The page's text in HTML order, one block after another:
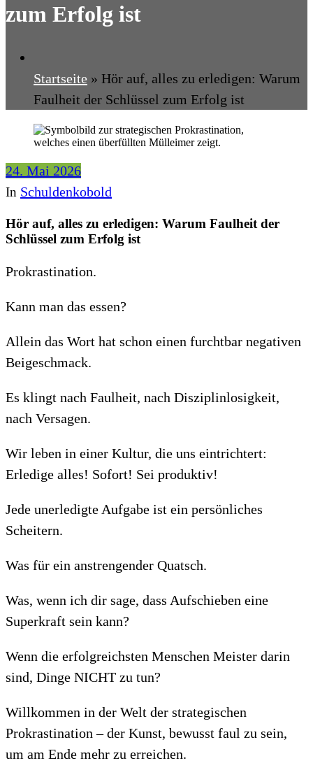
zum Erfolg ist
Startseite » Hör auf, alles zu erledigen: Warum
Faulheit der Schlüssel zum Erfolg ist
24. Mai 2026
In Schuldenkobold
Hör auf, alles zu erledigen: Warum Faulheit der
Schlüssel zum Erfolg ist
Prokrastination.
Kann man das essen?
Allein das Wort hat schon einen furchtbar negativen
Beigeschmack.
Es klingt nach Faulheit, nach Disziplinlosigkeit,
nach Versagen.
Wir leben in einer Kultur, die uns eintrichtert:
Erledige alles! Sofort! Sei produktiv!
Jede unerledigte Aufgabe ist ein persönliches
Scheitern.
Was für ein anstrengender Quatsch.
Was, wenn ich dir sage, dass Aufschieben eine
Superkraft sein kann?
Wenn die erfolgreichsten Menschen Meister darin
sind, Dinge NICHT zu tun?
Willkommen in der Welt der strategischen
Prokrastination – der Kunst, bewusst faul zu sein,
um am Ende mehr zu erreichen.